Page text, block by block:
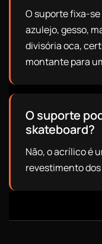
O suporte fixa-
azulejo, gesso,
divisória oca,
montante para
O suporte
skateboard?
Não, o acrílico é
revestimento